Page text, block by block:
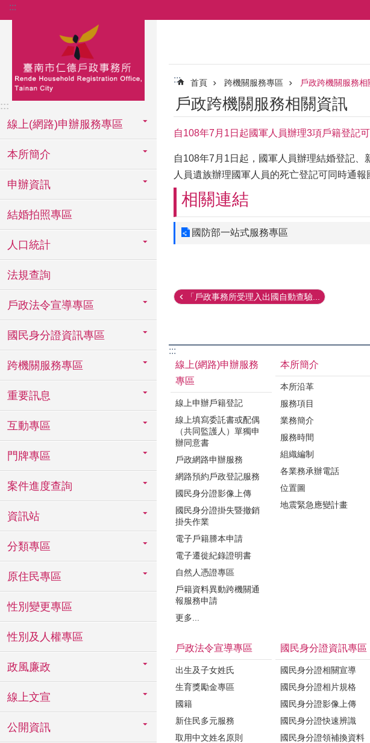
跳到主要內容區塊
:::
:::
線上(網路)申辦服務專區
本所簡介
申辦資訊
結婚拍照專區
人口統計
法規查詢
戶政法令宣導專區
國民身分證資訊專區
跨機關服務專區
重要訊息
互動專區
門牌專區
案件進度查詢
資訊站
分類專區
原住民專區
性別變更專區
性別及人權專區
政風廉政
線上文宣
公開資訊
::: 首頁 跨機關服務專區 戶政跨機關服務相
戶政跨機關服務相關資訊
自108年7月1日起國軍人員辦理3項戶籍登記
自108年7月1日起，國軍人員辦理結婚登記
人員遺族辦理國軍人員的死亡登記可同時通
相關連結
國防部一站式服務專區
「戶政事務所受理入出國自動查驗...
:::
線上(網路)申辦服務
專區
線上申辦戶籍登記
線上填寫委託書或配偶
（共同監護人）單獨申
辦同意書
戶政網路申辦服務
網路預約戶政登記服務
國民身分證影像上傳
國民身分證掛失暨撤銷
掛失作業
電子戶籍謄本申請
電子遷徙紀錄證明書
自然人憑證專區
戶籍資料異動跨機關通
報服務申請
更多...
本所簡介
本所沿革
服務項目
業務簡介
服務時間
組織編制
各業務承辦電話
位置圖
地震緊急應變計畫
戶政法令宣導專區
出生及子女姓氏
生育獎勵金專區
國籍
新住民多元服務
取用中文姓名原則
國民身分證資訊專區
國民身分證相關宣導
國民身分證相片規格
國民身分證影像上傳
國民身分證快速辨識
國民身分證領補換資料